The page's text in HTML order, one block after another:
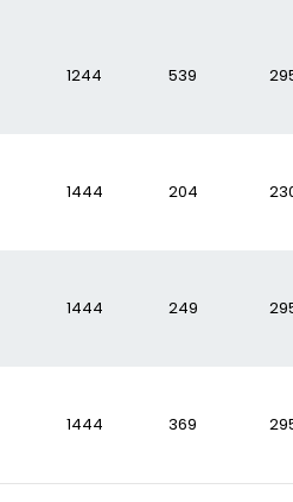
1244 539
1444 204
1444 249
1444 369